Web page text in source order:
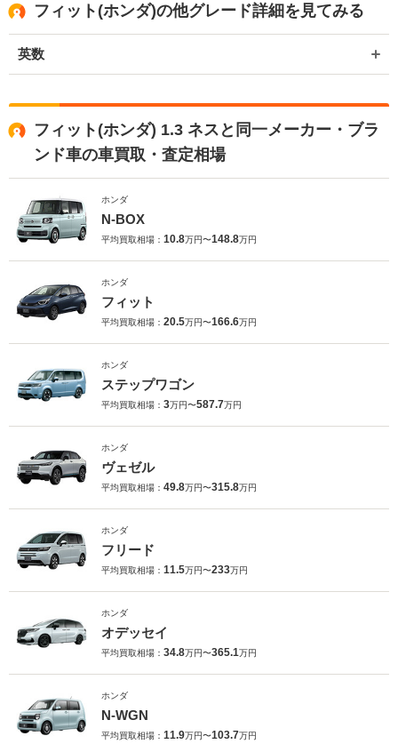
フィット(ホンダ)の他グレード詳細を見てみる
英数
フィット(ホンダ) 1.3 ネスと同一メーカー・ブラ
ンド車の車買取・査定相場
ホンダ
N-BOX
平均買取相場： 10.8万円〜148.8万円
ホンダ
フィット
平均買取相場： 20.5万円〜166.6万円
ホンダ
ステップワゴン
平均買取相場： 3万円〜587.7万円
ホンダ
ヴェゼル
平均買取相場： 49.8万円〜315.8万円
ホンダ
フリード
平均買取相場： 11.5万円〜233万円
ホンダ
オデッセイ
平均買取相場： 34.8万円〜365.1万円
ホンダ
N-WGN
平均買取相場： 11.9万円〜103.7万円